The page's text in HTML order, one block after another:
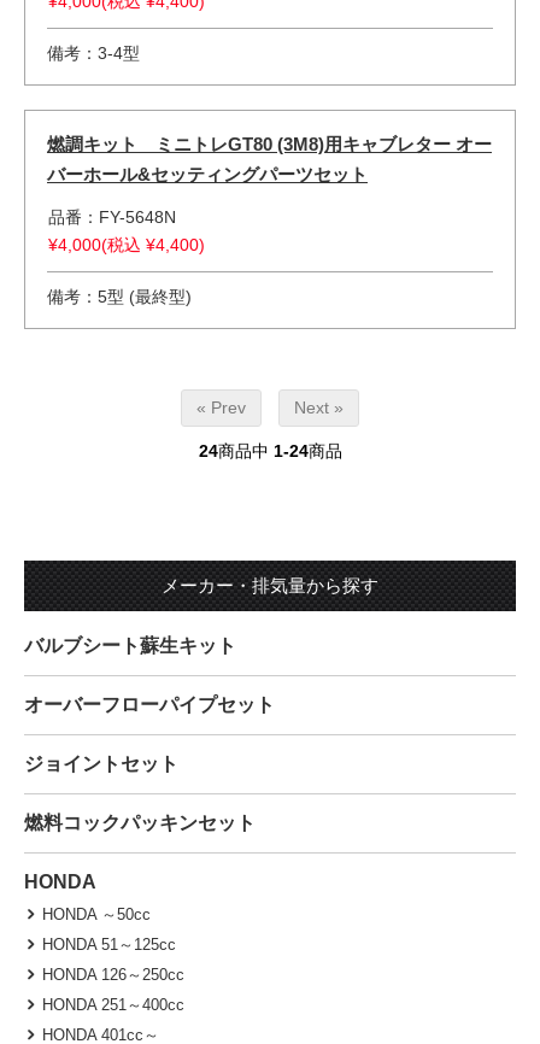
備考：3-4型
燃調キット ミニトレGT80 (3M8)用キャブレター オー
バーホール&セッティングパーツセット
品番：FY-5648N
¥4,000(税込 ¥4,400)
備考：5型 (最終型)
« Prev Next »
24商品中 1-24商品
メーカー・排気量から探す
バルブシート蘇生キット
オーバーフローパイプセット
ジョイントセット
燃料コックパッキンセット
HONDA
HONDA ～50cc
HONDA 51～125cc
HONDA 126～250cc
HONDA 251～400cc
HONDA 401cc～